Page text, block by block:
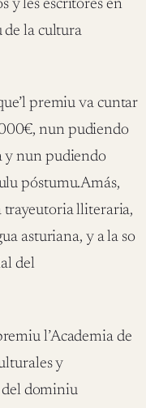
y les escritores en
la cultura
premiu va cuntar
nun pudiendo
y nun pudiendo
póstumu.Amás,
trayeutoria lliteraria,
asturiana, y a la so
del
l’Academia de
y
dominiu